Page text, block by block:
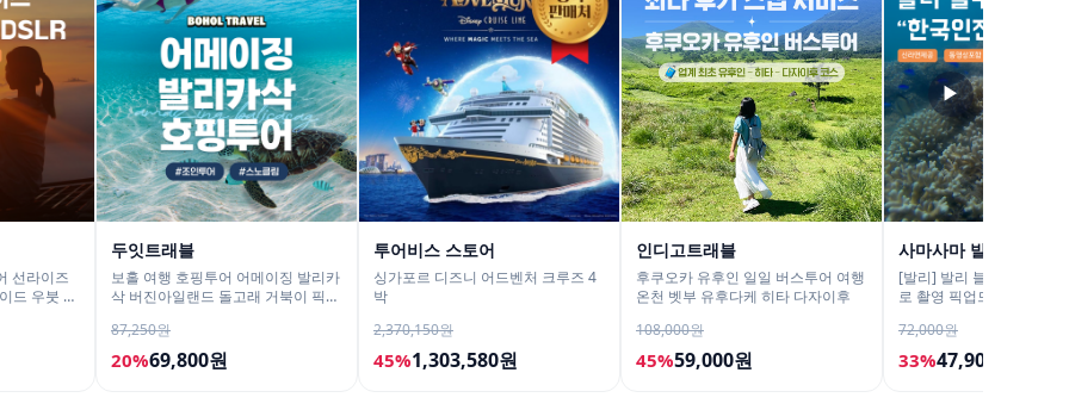
선라이즈
드 우붓 짱
두잇트래블
보홀 여행 호핑투어 어메이징 발리카
삭 버진아일랜드 돌고래 거북이 픽드
87,250원
20%69,800원
투어비스 스토어
싱가포르 디즈니 어드벤처 크루즈 4
박
2,370,150원
45%1,303,580원
인디고트래블
후쿠오카 유후인 일일 버스투어 여행
온천 벳부 유후다케 히타 다자이후
108,000원
45%59,000원
사마사마 발리
[발리] 발리 블루라군 스노
로 촬영 픽업드랍 해양 수
72,000원
33%47,900원
▶